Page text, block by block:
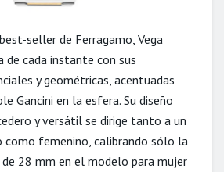
seller de Ferragamo, Vega
cada instante con sus
y geométricas, acentuadas
Gancini en la esfera. Su diseño
y versátil se dirige tanto a un
como femenino, calibrando sólo la
28 mm en el modelo para mujer